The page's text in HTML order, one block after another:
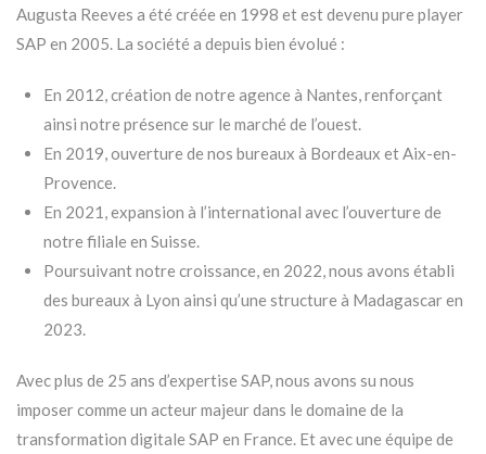
Augusta Reeves a été créée en 1998 et est devenu pure player
SAP en 2005. La société a depuis bien évolué :
En 2012, création de notre agence à Nantes, renforçant
ainsi notre présence sur le marché de l’ouest.
En 2019, ouverture de nos bureaux à Bordeaux et Aix-en-
Provence.
En 2021, expansion à l’international avec l’ouverture de
notre filiale en Suisse.
Poursuivant notre croissance, en 2022, nous avons établi
des bureaux à Lyon ainsi qu’une structure à Madagascar en
2023.
Avec plus de 25 ans d’expertise SAP, nous avons su nous
imposer comme un acteur majeur dans le domaine de la
transformation digitale SAP en France. Et avec une équipe de